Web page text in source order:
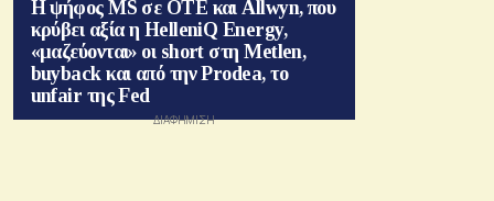
Η ψήφος MS σε ΟΤΕ και Allwyn, που
κρύβει αξία η HelleniQ Energy,
«μαζεύονται» οι short στη Metlen,
buyback και από την Prodea, το
unfair της Fed